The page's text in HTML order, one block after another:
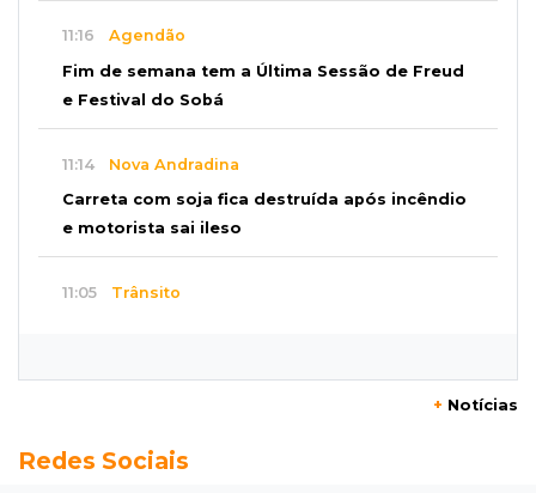
11:16 Agendão
Fim de semana tem a Última Sessão de Freud
e Festival do Sobá
11:14 Nova Andradina
Carreta com soja fica destruída após incêndio
e motorista sai ileso
11:05 Trânsito
Bebê some após mãe adolescente ir à casa de
+ Notícias
Redes Sociais